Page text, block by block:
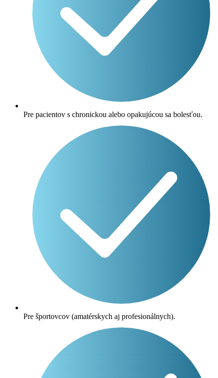
Pre pacientov s chronickou alebo opakujúcou sa bolesťou.
Pre športovcov (amatérskych aj profesionálnych).